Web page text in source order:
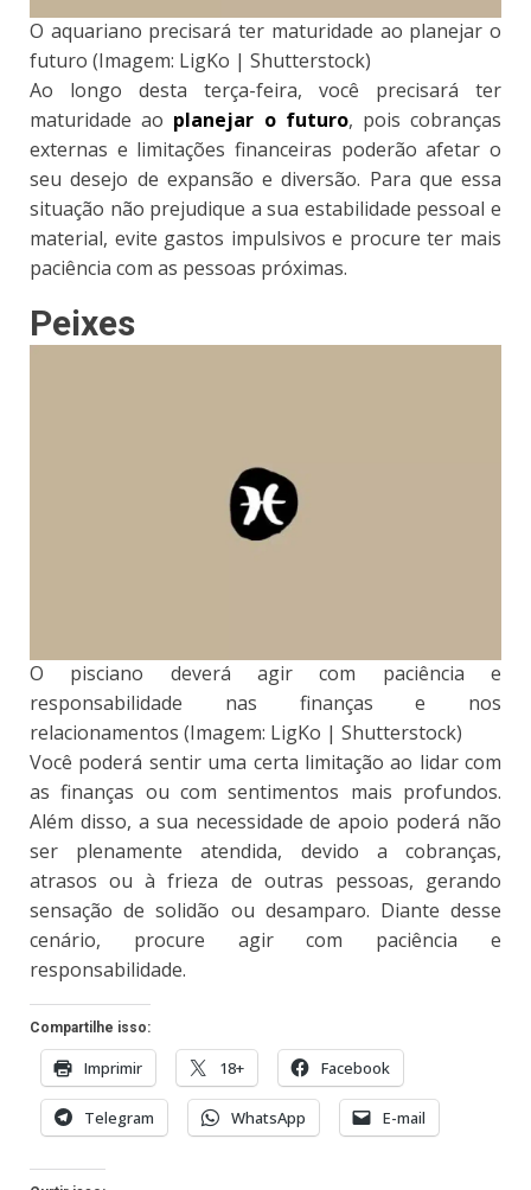
O aquariano precisará ter maturidade ao planejar o
futuro (Imagem: LigKo | Shutterstock)
Ao longo desta terça-feira, você precisará ter
maturidade ao planejar o futuro, pois cobranças
externas e limitações financeiras poderão afetar o
seu desejo de expansão e diversão. Para que essa
situação não prejudique a sua estabilidade pessoal e
material, evite gastos impulsivos e procure ter mais
paciência com as pessoas próximas.
Peixes
O pisciano deverá agir com paciência e
responsabilidade nas finanças e nos
relacionamentos (Imagem: LigKo | Shutterstock)
Você poderá sentir uma certa limitação ao lidar com
as finanças ou com sentimentos mais profundos.
Além disso, a sua necessidade de apoio poderá não
ser plenamente atendida, devido a cobranças,
atrasos ou à frieza de outras pessoas, gerando
sensação de solidão ou desamparo. Diante desse
cenário, procure agir com paciência e
responsabilidade.
Compartilhe isso:
Imprimir 18+ Facebook
Telegram WhatsApp E-mail